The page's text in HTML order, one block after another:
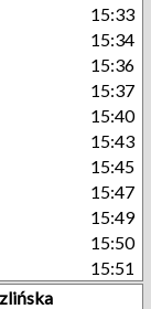
15:33
15:34
15:36
15:37
15:40
15:43
15:45
15:47
15:49
15:50
15:51